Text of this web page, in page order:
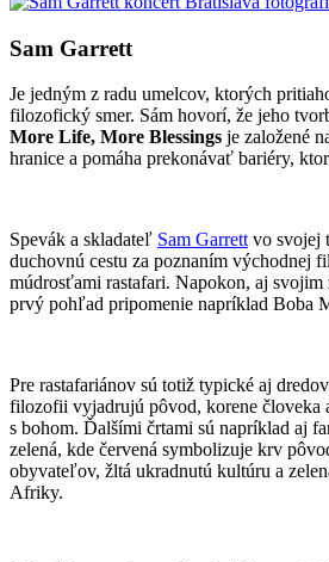
Sam Garrett
Je jedným z radu umelcov, ktorých
filozofický smer. Sám hovorí, že jeho
More Life, More Blessings je založené
hranice a pomáha prekonávať bariéry,
Spevák a skladateľ Sam Garrettvo svojej
duchovnú cestu za poznaním východnej
múdrosťami rastafari. Napokon, aj
prvý pohľad pripomenie napríklad Boba
Pre rastafariánov sú totiž typické aj
filozofii vyjadrujú pôvod, korene človeka
s bohom. Ďalšími črtami sú napríklad aj
zelená, kde červená symbolizuje krv
obyvateľov, žltá ukradnutú kultúru a
Afriky.